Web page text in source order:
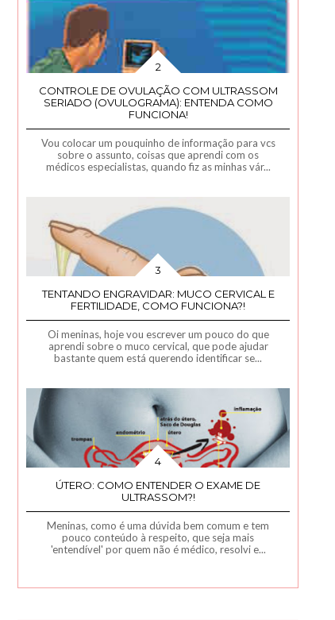
CONTROLE DE OVULAÇÃO COM ULTRASSOM
SERIADO (OVULOGRAMA): ENTENDA COMO
FUNCIONA!
Vou colocar um pouquinho de informação para vcs
sobre o assunto, coisas que aprendi com os
médicos especialistas, quando fiz as minhas vár...
TENTANDO ENGRAVIDAR: MUCO CERVICAL E
FERTILIDADE, COMO FUNCIONA?!
Oi meninas, hoje vou escrever um pouco do que
aprendi sobre o muco cervical, que pode ajudar
bastante quem está querendo identificar se...
ÚTERO: COMO ENTENDER O EXAME DE
ULTRASSOM?!
Meninas, como é uma dúvida bem comum e tem
pouco conteúdo à respeito, que seja mais
'entendível' por quem não é médico, resolvi e...